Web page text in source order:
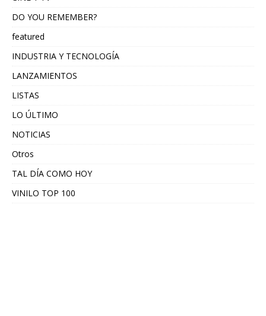
DO YOU REMEMBER?
featured
INDUSTRIA Y TECNOLOGÍA
LANZAMIENTOS
LISTAS
LO ÚLTIMO
NOTICIAS
Otros
TAL DÍA COMO HOY
VINILO TOP 100